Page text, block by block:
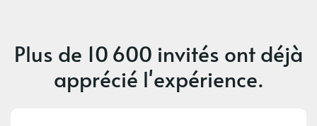
Plus de 10 600 invités ont déjà
apprécié l'expérience.